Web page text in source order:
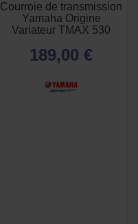
Courroie de transmission
Yamaha Origine
Variateur TMAX 530
189,00 €
 APERÇU
RAPIDE